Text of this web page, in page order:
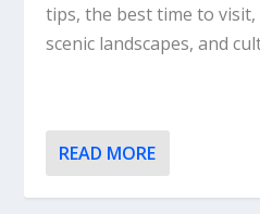
tips, the best time to
scenic landscapes, and
READ MORE